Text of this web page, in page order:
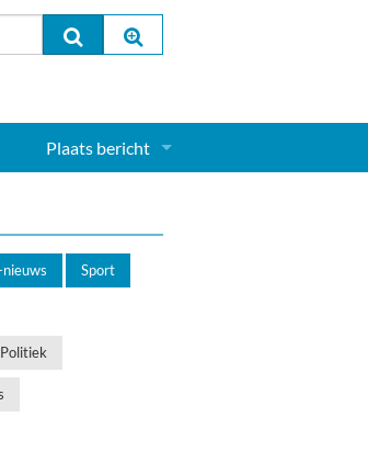
Plaats bericht
Sport